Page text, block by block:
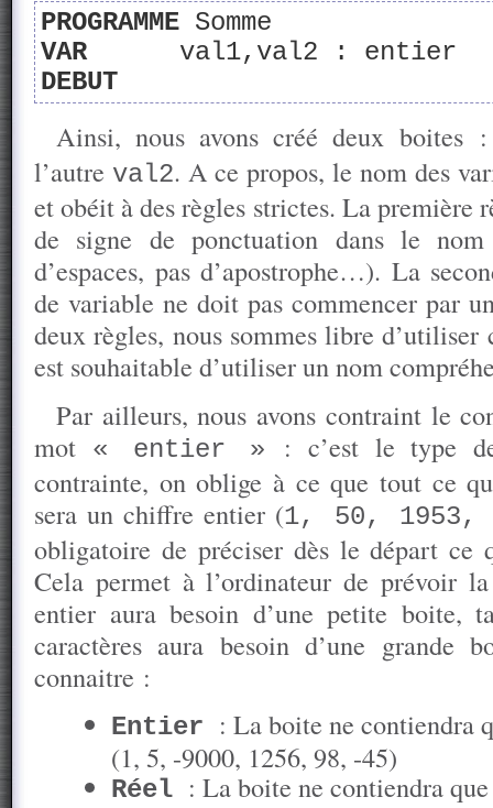
PROGRAMME Somme
VAR
val1,val2 : entier
DEBUT
Ainsi, nous avons créé deux boites
l’autre val2. A ce propos, le nom des
et obéit à des règles strictes. La
de signe de ponctuation dans le
d’espaces, pas d’apostrophe…). La
de variable ne doit pas commencer par
deux règles, nous sommes libre
est souhaitable d’utiliser un nom
Par ailleurs, nous avons contraint le
mot « entier »
: c’est le type
contrainte, on oblige à ce que tout ce
sera un chiffre entier (1, 50,
obligatoire de préciser dès le départ ce
Cela permet à l’ordinateur de prévoir
entier aura besoin d’une petite boite,
caractères aura besoin d’une
connaitre :
Entier : La boite ne contiendra
(1, 5, -9000, 1256, 98, -45)
Réel : La boite ne contiendra